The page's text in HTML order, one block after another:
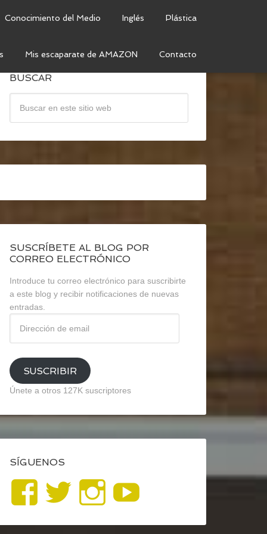
Conocimiento del Medio Inglés Plástica
Mis escaparate de AMAZON Contacto
BUSCAR
SUSCRÍBETE AL BLOG POR
CORREO ELECTRÓNICO
Introduce tu correo electrónico para suscribirte
a este blog y recibir notificaciones de nuevas
entradas.
email
SUSCRIBIR
Únete a otros 127K suscriptores
SÍGUENOS
Ver
perfil
Ver
perfil
Ver
perfil